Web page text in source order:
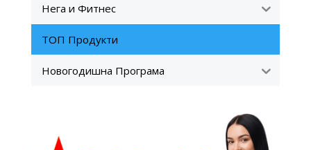
Нега и Фитнес
ТОП Продукти
Новогодишна Програма